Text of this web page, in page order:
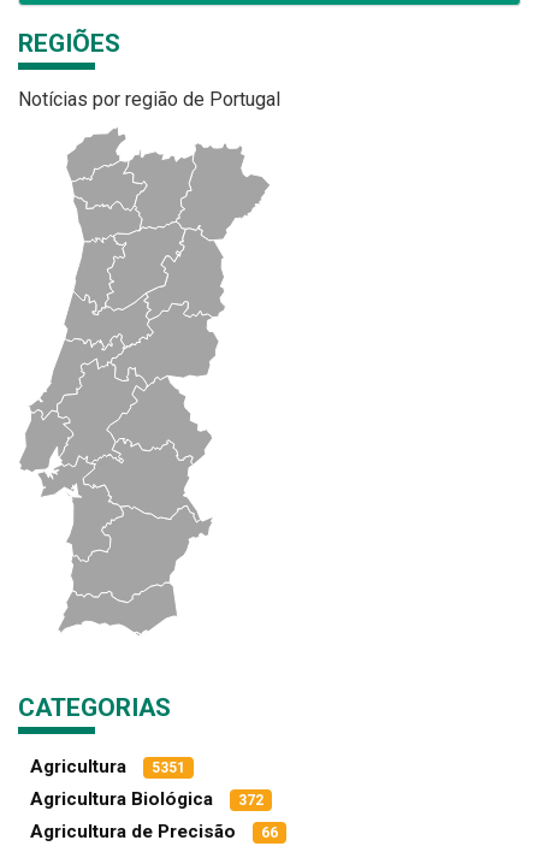
REGIÕES
Notícias por região de Portugal
CATEGORIAS
Agricultura 5351
Agricultura Biológica 372
Agricultura de Precisão 66